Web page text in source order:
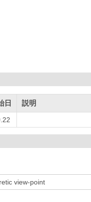
日 説明
view-point